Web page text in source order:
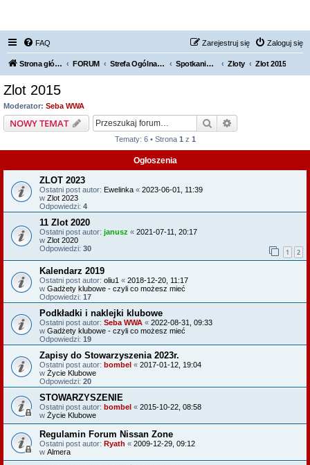
FAQ Zaloguj się
Zarejestruj się
Strona główna KLUBU FORUM Strefa Ogólna Forum Nissan Zone Spotkania / Grupy Regionalne Zloty Zlot 2015
Zlot 2015
Moderator: Seba WWA
NOWY TEMAT Szukaj
Tematy: 6 • Strona 1 z 1
Ogłoszenia
ZLOT 2023
Ostatni post autor: Ewelinka « 2023-06-01, 11:39
w Zlot 2023
Odpowiedzi: 4
11 Zlot 2020
Ostatni post autor: janusz « 2021-07-11, 20:17
w Zlot 2020
Odpowiedzi: 30 1 2
Kalendarz 2019
Ostatni post autor: oliu1 « 2018-12-20, 11:17
w Gadżety klubowe - czyli co możesz mieć
Odpowiedzi: 17
Podkładki i naklejki klubowe
Ostatni post autor: Seba WWA « 2022-08-31, 09:33
w Gadżety klubowe - czyli co możesz mieć
Odpowiedzi: 19
Zapisy do Stowarzyszenia 2023r.
Ostatni post autor: bombel « 2017-01-12, 19:04
w Życie Klubowe
Odpowiedzi: 20
STOWARZYSZENIE
Ostatni post autor: bombel « 2015-10-22, 08:58
w Życie Klubowe
Regulamin Forum Nissan Zone
Ostatni post autor: Ryath « 2009-12-29, 09:12
w Almera